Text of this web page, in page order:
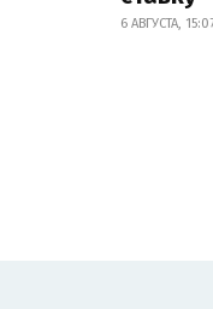
6 АВГУСТА,